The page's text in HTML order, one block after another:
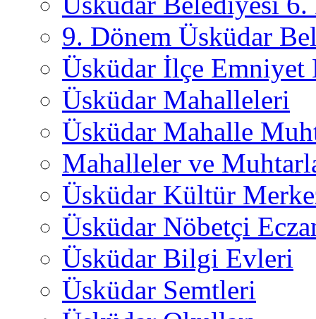
9. Dönem Üsküdar
Üsküdar İlçe
Üsküdar Mahalleleri
Üsküdar Mahalle
Mahalleler ve
Üsküdar Kültür
Üsküdar Nöbetçi
Üsküdar Bilgi Evleri
Üsküdar Semtleri